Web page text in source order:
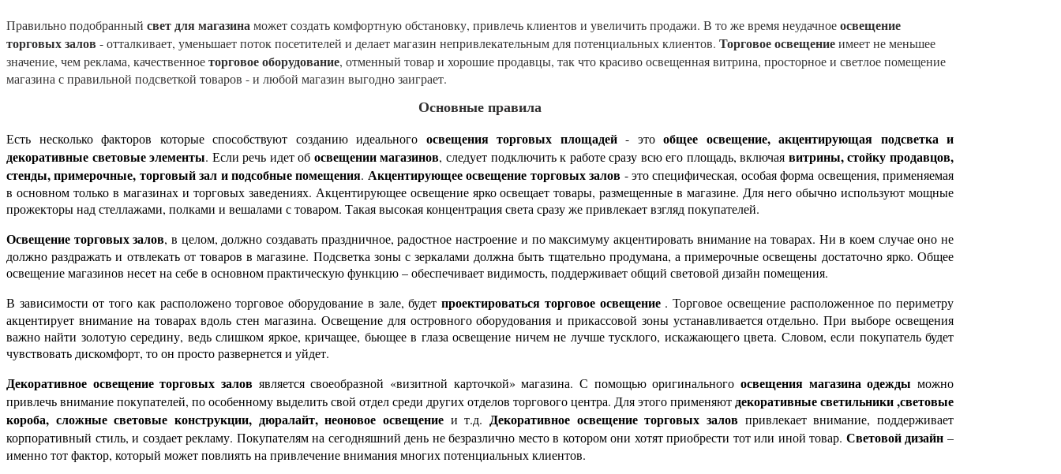
Правильно подобранный свет для магазинаможет создать комфортную обстановку, привлечь клиентов и увеличить продажи. В то же время неудачноеосвещение
торговых залов - отталкивает, уменьшает поток посетителей и делает магазин непривлекательным для потенциальных клиентов. Торговое освещениеимеет не меньшее
значение, чем реклама, качественноеторговое оборудование, отменный товар и хорошие продавцы, так что красиво освещенная витрина, просторное и светлое помещение
магазина с правильной подсветкой товаров - и любой магазин выгодно заиграет.
Основные правила
Есть несколько факторов которые способствуют созданию идеального освещения торговых площадей- это общее освещение, акцентирующая подсветка и
декоративные световые элементы. Если речь идет об освещении магазинов, следует подключить к работе сразу всю его площадь, включая витрины, стойку продавцов,
стенды, примерочные, торговый зал и подсобные помещения. Акцентирующее освещение торговых залов - это специфическая, особая форма освещения, применяемая
в основном только в магазинах и торговых заведениях. Акцентирующее освещение ярко освещает товары, размещенные в магазине. Для него обычно используют мощные
прожекторы над стеллажами, полками и вешалами с товаром. Такая высокая концентрация света сразу же привлекает взгляд покупателей.
Освещение торговых залов, в целом, должно создавать праздничное, радостное настроение и по максимуму акцентировать внимание на товарах. Ни в коем случае оно не
должно раздражать и отвлекать от товаров в магазине. Подсветка зоны с зеркалами должна быть тщательно продумана, а примерочные освещены достаточно ярко. Общее
освещение магазинов несет на себе в основном практическую функцию – обеспечивает видимость, поддерживает общий световой дизайн помещения.
В зависимости от того как расположено торговое оборудование в зале, будетпроектироваться торговое освещение. Торговое освещение расположенное по периметру
акцентирует внимание на товарах вдоль стен магазина. Освещение для островного оборудования и прикассовой зоны устанавливается отдельно. При выборе освещения
важно найти золотую середину, ведь слишком яркое, кричащее, бьющее в глаза освещение ничем не лучше тусклого, искажающего цвета. Словом, если покупатель будет
чувствовать дискомфорт, то он просто развернется и уйдет.
Декоративное освещение торговых залов является своеобразной «визитной карточкой» магазина. С помощью оригинального освещения магазина одежды можно
привлечь внимание покупателей, по особенному выделить свой отдел среди других отделов торгового центра. Для этого применяютдекоративные светильники ,световые
короба, сложные световые конструкции, дюралайт, неоновое освещение и т.д. Декоративное освещение торговых залов привлекает внимание, поддерживает
корпоративный стиль, и создает рекламу. Покупателям на сегодняшний день не безразлично место в котором они хотят приобрести тот или иной товар. Световой дизайн –
именно тот фактор, который может повлиять на привлечение внимания многих потенциальных клиентов.